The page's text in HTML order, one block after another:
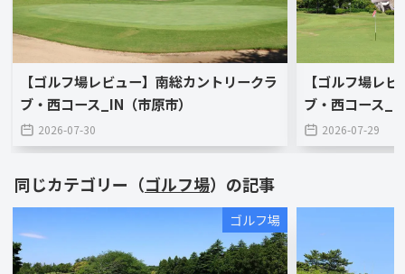
【ゴルフ場レビュー】南総カントリークラ
ブ・西コース_IN（市原市）
2026-07-30
【ゴルフ場レ
ブ・西コース
2026-07-29
同じカテゴリー（ゴルフ場）の記事
ゴルフ場